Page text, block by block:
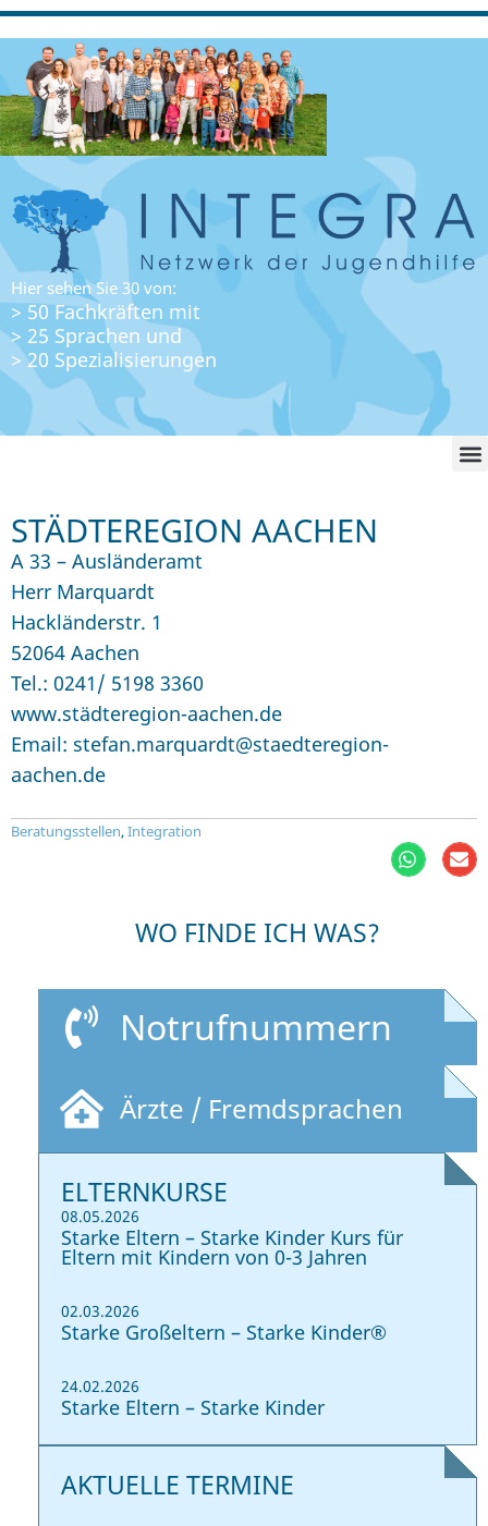
Hier sehen Sie 30 von:
> 50 Fachkräften mit
> 25 Sprachen und
> 20 Spezialisierungen
STÄDTEREGION AACHEN
A 33 – Ausländeramt
Herr Marquardt
Hackländerstr. 1
52064 Aachen
Tel.: 0241/ 5198 3360
www.städteregion-aachen.de
Email: stefan.marquardt@staedteregion-
aachen.de
Beratungsstellen,Integration
WO FINDE ICH WAS?
Notrufnummern
Ärzte / Fremdsprachen
ELTERNKURSE
08.05.2026
Starke Eltern – Starke Kinder Kurs für
Eltern mit Kindern von 0-3 Jahren
02.03.2026
Starke Großeltern – Starke Kinder®
24.02.2026
Starke Eltern – Starke Kinder
AKTUELLE TERMINE